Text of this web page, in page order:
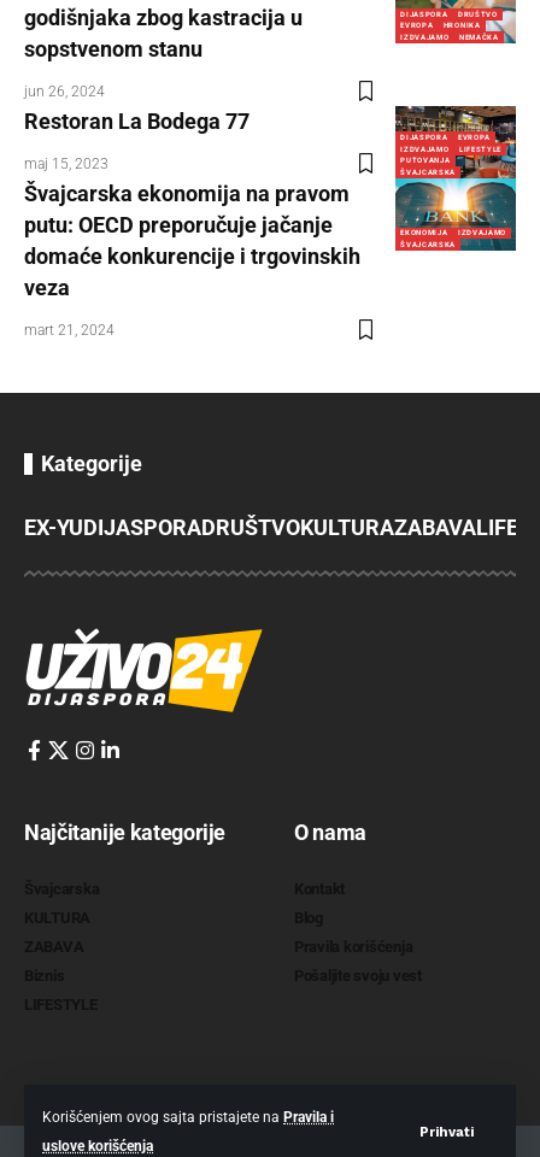
Korišćenjem ovog sajta pristajete na Pravila i
uslove korišćenja
Prihvati
DIJASPORA
DRUŠTVO
EVROPA
HRONIKA
IZDVAJAMO
NEMAČKA
godišnjaka zbog kastracija u
sopstvenom stanu
jun 26, 2024
DIJASPORA
EVROPA
IZDVAJAMO
LIFESTYLE
PUTOVANJA
ŠVAJCARSKA
Restoran La Bodega 77
maj 15, 2023
EKONOMIJA
IZDVAJAMO
ŠVAJCARSKA
Švajcarska ekonomija na pravom
putu: OECD preporučuje jačanje
domaće konkurencije i trgovinskih
veza
mart 21, 2024
Kategorije
EX-YUDIJASPORADRUŠTVOKULTURAZABAVA
Najčitanije kategorije O nama